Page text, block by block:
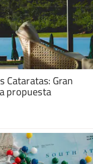
Cataratas: Gran
propuesta